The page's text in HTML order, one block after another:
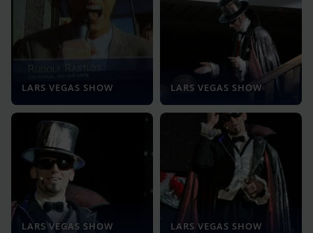
LARS VEGAS SHOW LARS VEGAS SHOW
LARS VEGAS SHOW LARS VEGAS SHOW